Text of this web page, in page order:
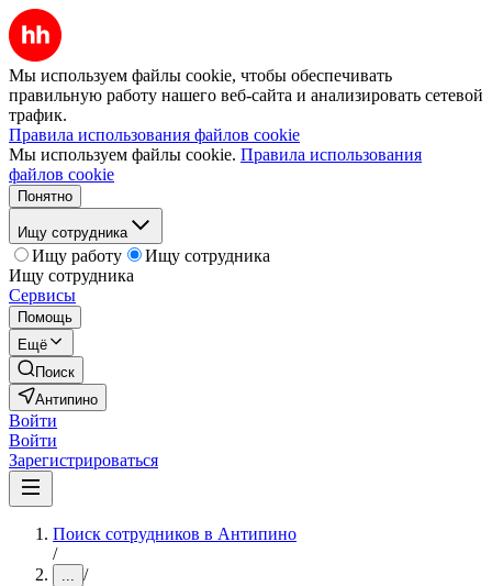
Мы используем файлы cookie, чтобы обеспечивать
правильную работу нашего веб-сайта и анализировать сетевой
трафик.
Правила использования файлов cookie
Мы используем файлы cookie. Правила использования
файлов cookie
Понятно
Ищу сотрудника
Ищу работу
Ищу сотрудника
Ищу сотрудника
Сервисы
Помощь
Ещё
Поиск
Антипино
Войти
Войти
Зарегистрироваться
Поиск сотрудников в Антипино
/
... /